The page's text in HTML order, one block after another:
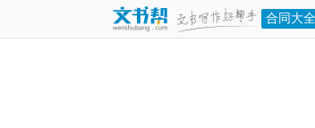
合同大全